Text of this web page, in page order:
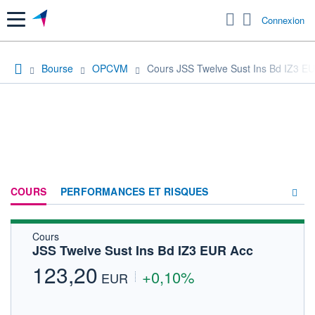
Menu Connexion
Bourse OPCVM Cours JSS Twelve Sust Ins Bd IZ3
COURS PERFORMANCES ET RISQUES
FORUM
Cours
JSS Twelve Sust Ins Bd IZ3 EUR Acc
123,20 EUR +0,10%